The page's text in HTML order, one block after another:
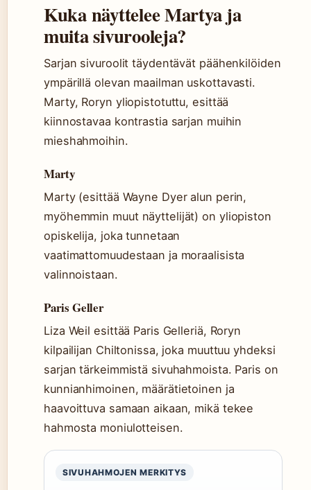
Kuka näyttelee Martya ja
muita sivurooleja?
Sarjan sivuroolit täydentävät päähenkilöiden
ympärillä olevan maailman uskottavasti.
Marty, Roryn yliopistotuttu, esittää
kiinnostavaa kontrastia sarjan muihin
mieshahmoihin.
Marty
Marty (esittää Wayne Dyer alun perin,
myöhemmin muut näyttelijät) on yliopiston
opiskelija, joka tunnetaan
vaatimattomuudestaan ja moraalisista
valinnoistaan.
Paris Geller
Liza Weil esittää Paris Gelleriä, Roryn
kilpailijan Chiltonissa, joka muuttuu yhdeksi
sarjan tärkeimmistä sivuhahmoista. Paris on
kunnianhimoinen, määrätietoinen ja
haavoittuva samaan aikaan, mikä tekee
hahmosta moniulotteisen.
SIVUHAHMOJEN MERKITYS